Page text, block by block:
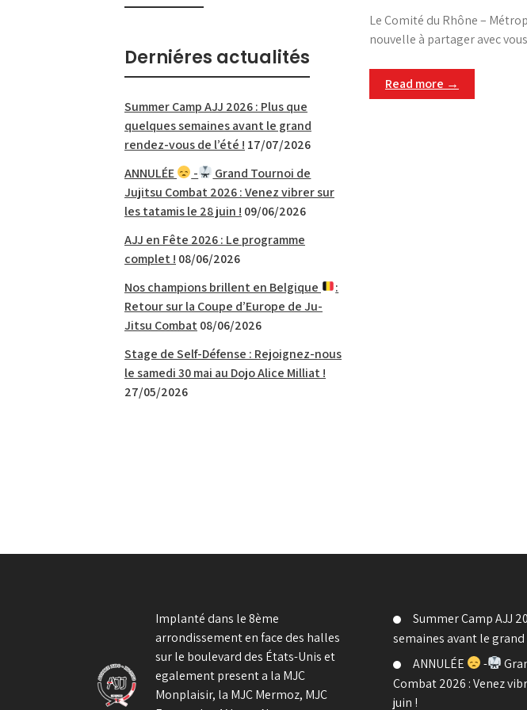
Le Comité du Rhône –
nouvelle à partager avec
Read more →
Derniéres actualités
Summer Camp AJJ 2026 : Plus que
quelques semaines avant le grand
rendez-vous de l’été ! 17/07/2026
ANNULÉE
-
Grand Tournoi de
Jujitsu Combat 2026 : Venez vibrer sur
les tatamis le 28 juin ! 09/06/2026
AJJ en Fête 2026 : Le programme
complet ! 08/06/2026
Nos champions brillent en Belgique
:
Retour sur la Coupe d’Europe de Ju-
Jitsu Combat 08/06/2026
Stage de Self-Défense : Rejoignez-nous
le samedi 30 mai au Dojo Alice Milliat !
27/05/2026
Implanté dans le 8ème
arrondissement en face des halles
sur le boulevard des États-Unis et
egalement present a la MJC
Monplaisir, la MJC Mermoz, MJC
Summer Camp AJJ
semaines avant le grand
ANNULÉE
-
Combat 2026 : Venez
juin !